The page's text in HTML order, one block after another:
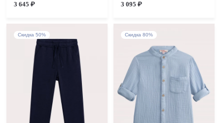
3 645 ₽ 3 095 ₽
Скидка 50% Скидка 80%